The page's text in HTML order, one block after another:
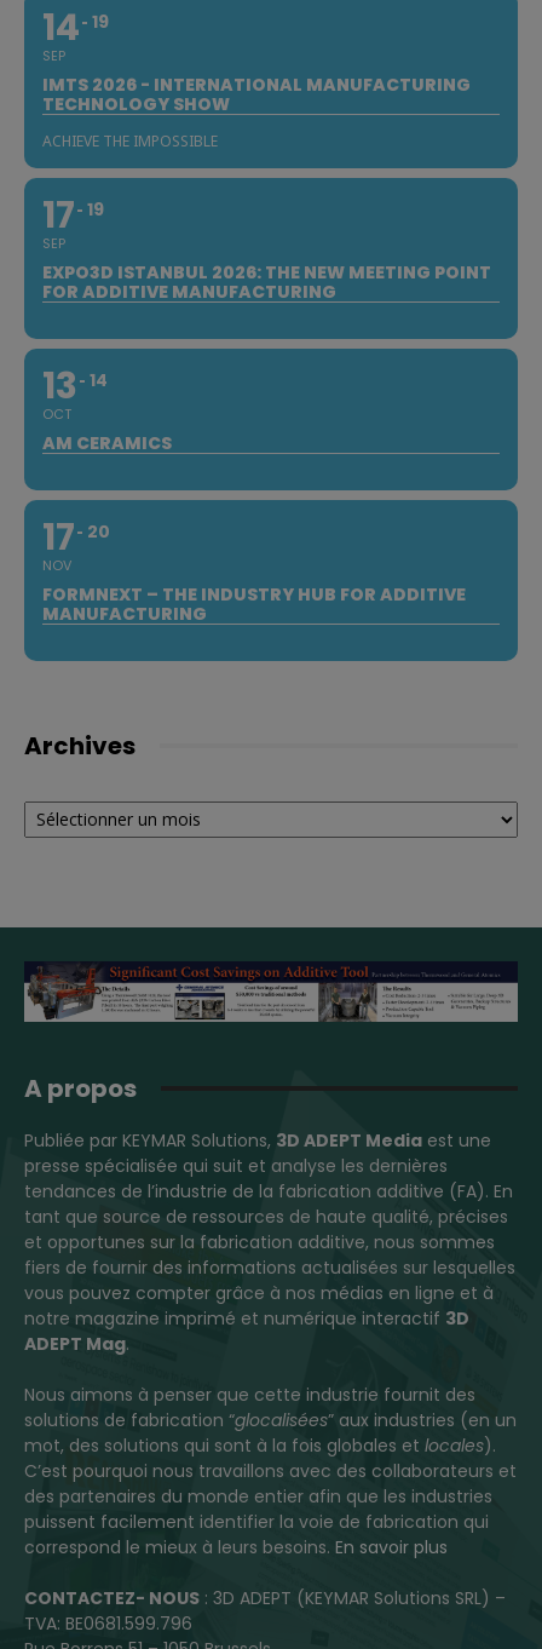
14
SEP
19
IMTS 2026 - INTERNATIONAL MANUFACTURING
TECHNOLOGY SHOW
ACHIEVE THE IMPOSSIBLE
17
SEP
19
EXPO3D ISTANBUL 2026: THE NEW MEETING POINT
FOR ADDITIVE MANUFACTURING
13
OCT
14
AM CERAMICS
17
NOV
20
FORMNEXT – THE INDUSTRY HUB FOR ADDITIVE
MANUFACTURING
Archives
Archives
A propos
Publiée par KEYMAR Solutions, 3D ADEPT Media est une
presse spécialisée qui suit et analyse les dernières
tendances de l’industrie de la fabrication additive (FA). En
tant que source de ressources de haute qualité, précises
et opportunes sur la fabrication additive, nous sommes
fiers de fournir des informations actualisées sur lesquelles
vous pouvez compter grâce à nos médias en ligne et à
notre magazine imprimé et numérique interactif 3D
ADEPT Mag.
Nous aimons à penser que cette industrie fournit des
solutions de fabrication “glocalisées” aux industries (en un
mot, des solutions qui sont à la fois globales et locales).
C’est pourquoi nous travaillons avec des collaborateurs et
des partenaires du monde entier afin que les industries
puissent facilement identifier la voie de fabrication qui
correspond le mieux à leurs besoins. En savoir plus
CONTACTEZ- NOUS : 3D ADEPT (KEYMAR Solutions SRL) –
TVA: BE0681.599.796